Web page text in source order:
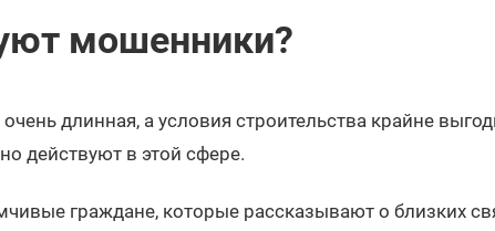
мошенники?
очень длинная, а условия строительства крайне
действуют в этой сфере.
граждане, которые рассказывают о близких